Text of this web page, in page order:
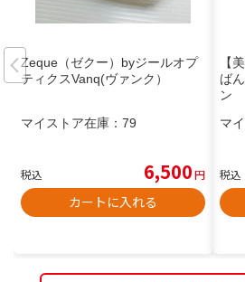
Zeque（ゼクー）byジールオプ
ティクスVanq(ヴァンク）
マイストア在庫： 79
税込 6,500円
カートに入れる
【
ば
ン
マ
税込